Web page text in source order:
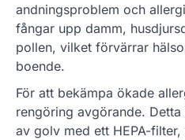
andningsproblem och
fångar upp damm,
pollen, vilket förvärrar
boende.
För att bekämpa ökade
rengöring avgörande.
av golv med ett HEPA-